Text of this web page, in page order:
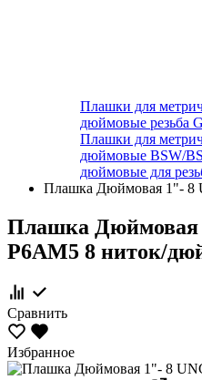
Плашки для
дюймовые резьба
Плашки для
дюймовые BSW/
дюймовые для
Плашка Дюймовая 1"- 8
Плашка Дюймовая
Р6АМ5 8 ниток/
Сравнить
Избранное